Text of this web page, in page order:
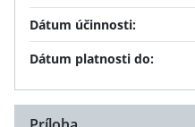
Dátum účinnosti:
Dátum platnosti do: